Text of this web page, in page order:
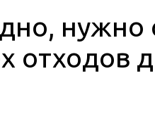
нужно
отходов